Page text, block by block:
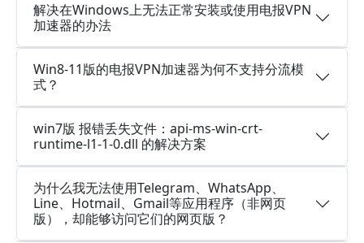
解决在Windows上无法正常安装或使用电报VPN
加速器的办法
Win8-11版的电报VPN加速器为何不支持分流模
式？
win7版 报错丢失文件：api-ms-win-crt-
runtime-l1-1-0.dll 的解决方案
为什么我无法使用Telegram、WhatsApp、
Line、Hotmail、Gmail等应用程序（非网页
版），却能够访问它们的网页版？